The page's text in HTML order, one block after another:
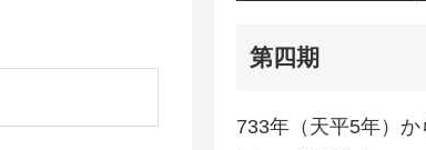
第四期
733年（天平5年）